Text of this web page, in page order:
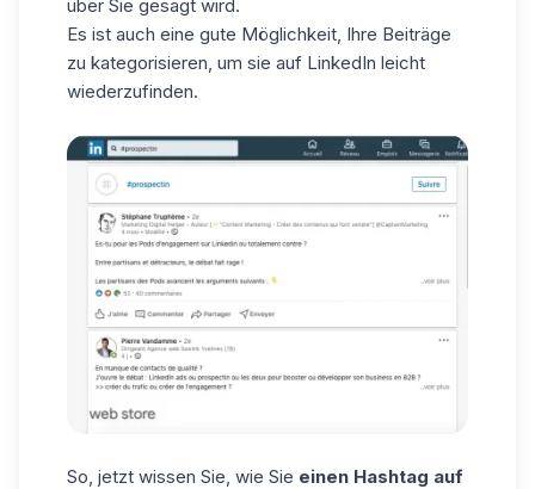
über Sie gesagt wird.
Es ist auch eine gute Möglichkeit, Ihre Beiträge
zu kategorisieren, um sie auf LinkedIn leicht
wiederzufinden.
So, jetzt wissen Sie, wie Sie einen Hashtag auf